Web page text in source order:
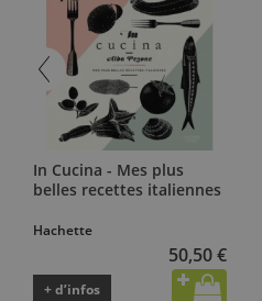
In Cucina - Mes plus
belles recettes italiennes
Hachette
50,50 €
+ d’infos